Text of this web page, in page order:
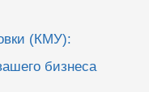
(КМУ):
бизнеса